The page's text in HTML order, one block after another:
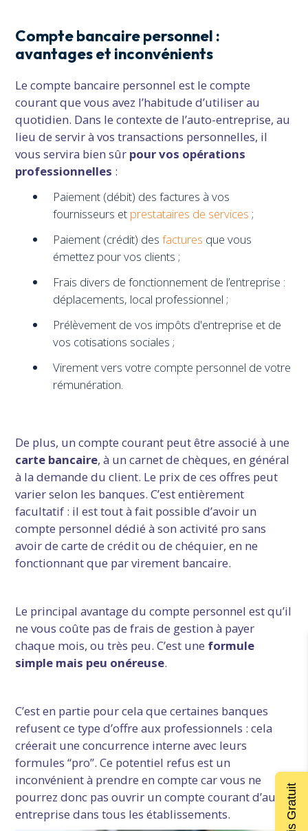
Compte bancaire personnel :
avantages et inconvénients
Le compte bancaire personnel est le compte
courant que vous avez l’habitude d’utiliser au
quotidien. Dans le contexte de l’auto-entreprise, au
lieu de servir à vos transactions personnelles, il
vous servira bien sûr pour vos opérations
professionnelles :
Paiement (débit) des factures à vos
fournisseurs et prestataires de services ;
Paiement (crédit) desfactures que vous
émettez pour vos clients ;
Frais divers de fonctionnement de l’entreprise :
déplacements, local professionnel ;
Prélèvement de vos impôts d'entreprise et de
vos cotisations sociales ;
Virement vers votre compte personnel de votre
rémunération.
De plus, un compte courant peut être associé à une
carte bancaire, à un carnet de chèques, en général
à la demande du client. Le prix de ces offres peut
varier selon les banques. C’est entièrement
facultatif : il est tout à fait possible d’avoir un
compte personnel dédié à son activité pro sans
avoir de carte de crédit ou de chéquier, en ne
fonctionnant que par virement bancaire.
Le principal avantage du compte personnel est qu’il
ne vous coûte pas de frais de gestion à payer
chaque mois, ou très peu. C’est une formule
simple mais peu onéreuse.
C’est en partie pour cela que certaines banques
refusent ce type d’offre aux professionnels : cela
créerait une concurrence interne avec leurs
formules “pro”. Ce potentiel refus est un
inconvénient à prendre en compte car vous ne
pourrez donc pas ouvrir un compte courant d’auto-
entreprise dans tous les établissements.